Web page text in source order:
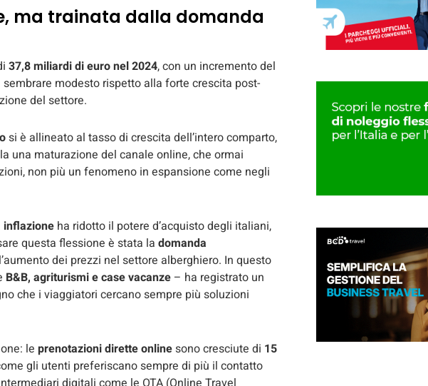
ma trainata dalla domanda
37,8 miliardi di euro nel 2024, con un incremento del
modesto rispetto alla forte crescita post-
del settore.
si è allineato al tasso di crescita dell’intero comparto,
una maturazione del canale online, che ormai
non più un fenomeno in espansione come negli
inflazione ha ridotto il potere d’acquisto degli italiani,
questa flessione è stata la domanda
dei prezzi nel settore alberghiero. In questo
B&B, agriturismi e case vacanze – ha registrato un
che i viaggiatori cercano sempre più soluzioni
le prenotazioni dirette onlinesono cresciute di 15
gli utenti preferiscano sempre di più il contatto